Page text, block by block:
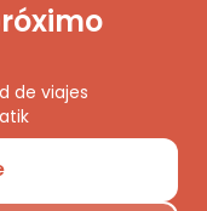
de viajes